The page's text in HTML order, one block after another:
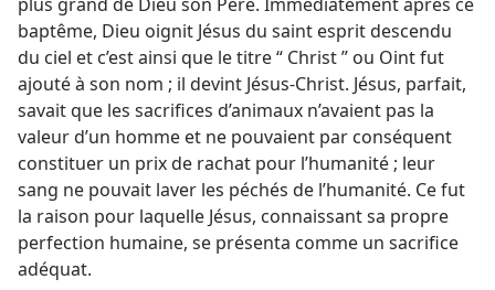
baptême, Dieu oignit Jésus du saint esprit descendu
du ciel et c’est ainsi que le titre “ Christ ” ou Oint fut
ajouté à son nom ; il devint Jésus-Christ. Jésus, parfait,
savait que les sacrifices d’animaux n’avaient pas la
valeur d’un homme et ne pouvaient par conséquent
constituer un prix de rachat pour l’humanité ; leur
sang ne pouvait laver les péchés de l’humanité. Ce fut
la raison pour laquelle Jésus, connaissant sa propre
perfection humaine, se présenta comme un sacrifice
adéquat.